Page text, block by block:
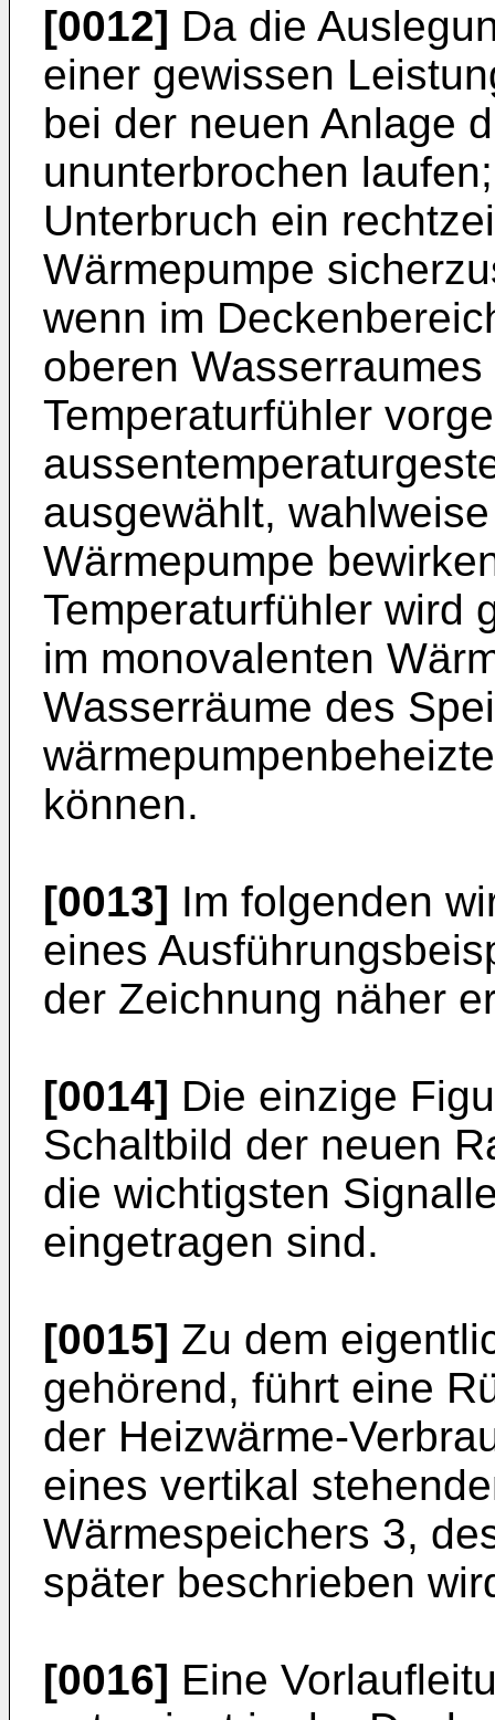
[0012] Da die
einer gewissen
bei der neuen Anlage
ununterbrochen
Unterbruch ein
Wärmepumpe
wenn im
oberen
Temperaturfühler
ausgewählt,
Wärmepumpe
Temperaturfühler wird
im monovalenten
Wasserräume des
können.
[0013] Im folgenden
eines
der Zeichnung näher
[0014] Die einzige
Schaltbild der neuen
die wichtigsten
eingetragen sind.
[0015] Zu dem
gehörend, führt eine
der Heizwärme-
eines vertikal
Wärmespeichers 3,
später beschrieben
[0016] Eine